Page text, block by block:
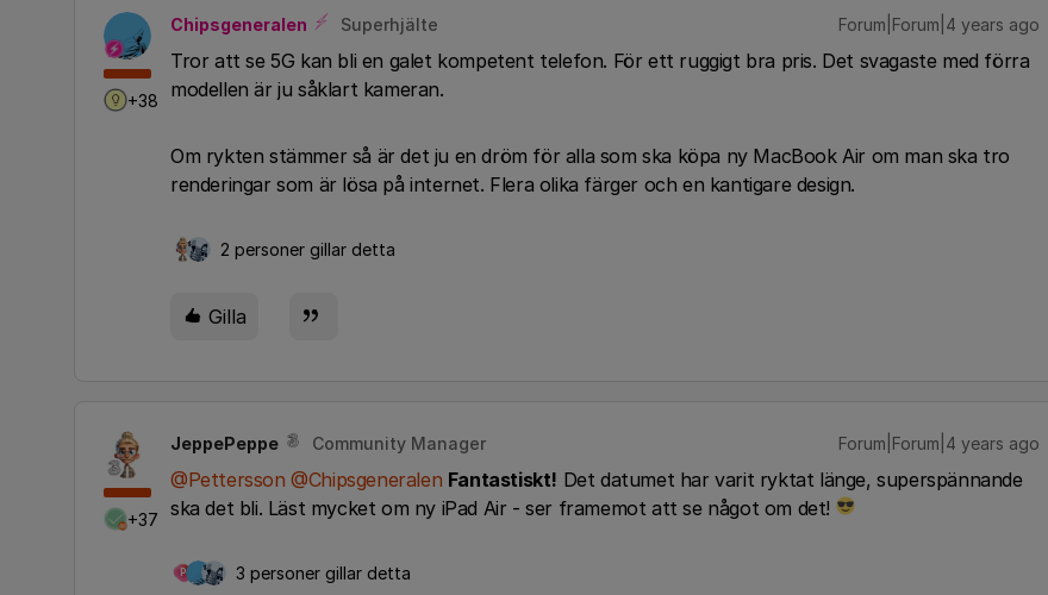
+38
Chipsgeneralen Superhjälte Forum|Forum|4 years ago
Tror att se 5G kan bli en galet kompetent telefon. För ett ruggigt bra pris. Det svagaste med förra
modellen är ju såklart kameran.
Om rykten stämmer så är det ju en dröm för alla som ska köpa ny MacBook Air om man ska tro
renderingar som är lösa på internet. Flera olika färger och en kantigare design.
2 personer gillar detta
Gilla
+37
JeppePeppe Community Manager Forum|Forum|4 years ago
@Pettersson @Chipsgeneralen Fantastiskt! Det datumet har varit ryktat länge, superspännande
ska det bli. Läst mycket om ny iPad Air - ser framemot att se något om det!
P 3 personer gillar detta